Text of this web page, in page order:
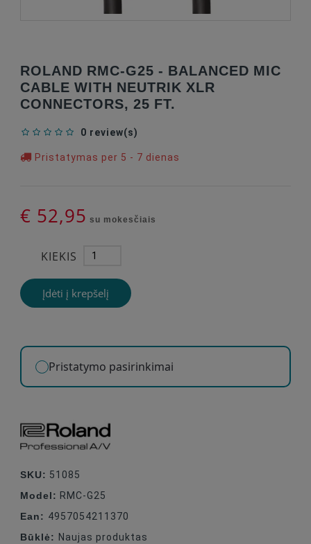
ROLAND RMC-G25 - BALANCED MIC
CABLE WITH NEUTRIK XLR
CONNECTORS, 25 FT.
0 review(s)
Pristatymas per 5 - 7 dienas
€ 52,95 su mokesčiais
KIEKIS
Įdėti į krepšelį
Pristatymo pasirinkimai
SKU: 51085
Model: RMC-G25
Ean: 4957054211370
Būklė: Naujas produktas